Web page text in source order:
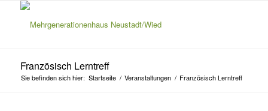
Französisch Lerntreff
Sie befinden sich hier: Startseite / Veranstaltungen / Französisch Lerntreff